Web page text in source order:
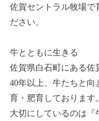
佐賀セントラル牧場で
ださい。
牛とともに生きる
佐賀県白石町にある佐
40年以上、牛たちと向
育・肥育しております。
大切にしているのは『